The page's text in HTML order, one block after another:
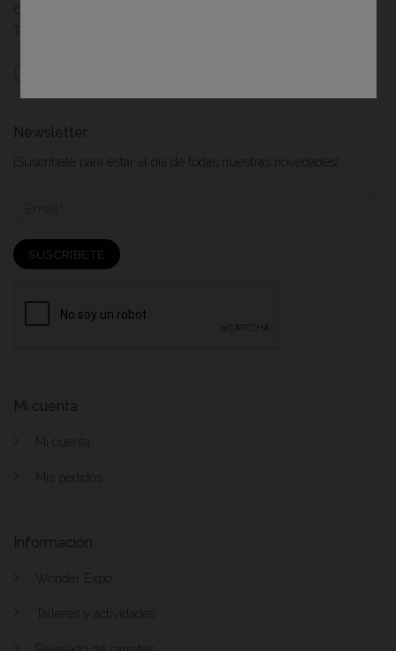
08012 Barcelona
Teléfono 93 408 87 87
Mi cuenta
Mi cuenta
Mis pedidos
Información
Wonder Expo
Talleres y actividades
Newsletter
¡Suscribete para estar al dia de todas nuestras novedades!